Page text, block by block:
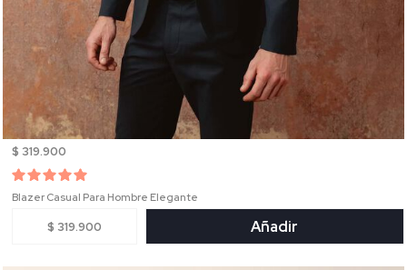
$ 319.900
Blazer Casual Para Hombre Elegante
$ 319.900 Añadir